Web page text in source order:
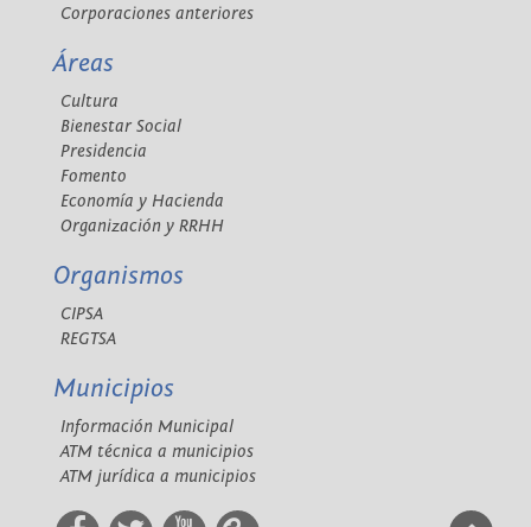
Corporaciones anteriores
Áreas
Cultura
Bienestar Social
Presidencia
Fomento
Economía y Hacienda
Organización y RRHH
Organismos
CIPSA
REGTSA
Municipios
Información Municipal
ATM técnica a municipios
ATM jurídica a municipios